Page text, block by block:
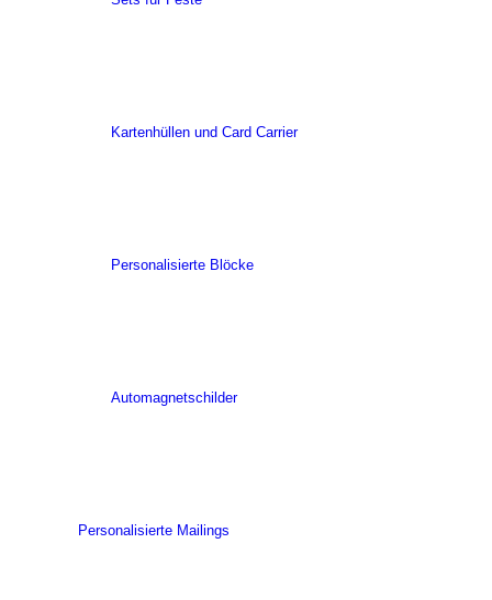
Kartenhüllen und Card Carrier
Personalisierte Blöcke
Automagnetschilder
Personalisierte Mailings